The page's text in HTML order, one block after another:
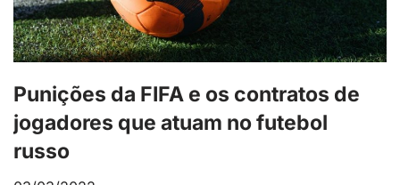
Punições da FIFA e os contratos de
jogadores que atuam no futebol
russo